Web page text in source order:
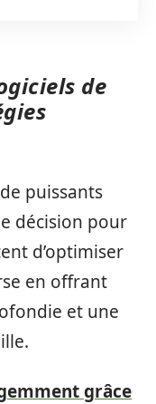
de
puissants
décision pour
d’optimiser
en offrant
et une
grâce